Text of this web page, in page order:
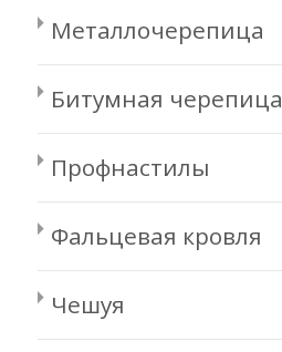
Металлочерепица
Битумная черепица
Профнастилы
Фальцевая кровля
Чешуя